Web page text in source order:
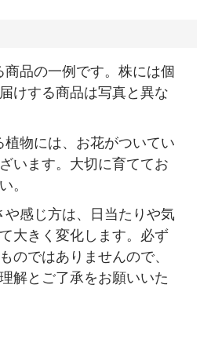
品の一例です。株には個
けする商品は写真と異な
物には、お花がついてい
います。大切に育ててお
。
感じ方は、日当たりや気
大きく変化します。必ず
のではありませんので、
解とご了承をお願いいた